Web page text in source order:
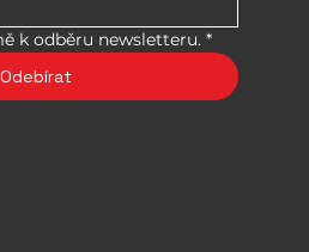
k odběru newsletteru. *
Odebírat